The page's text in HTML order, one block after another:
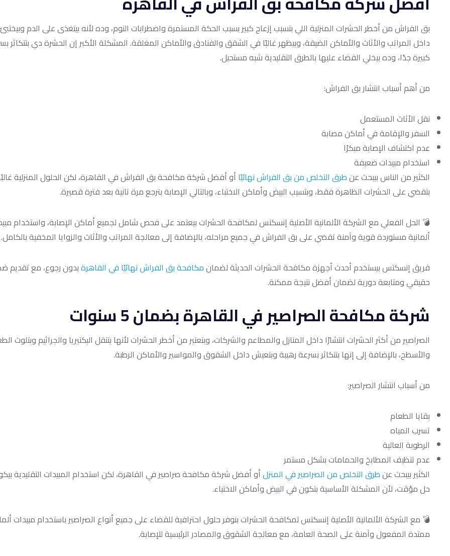
بق الفراش من أخطر الحشرات المنزلية اللي بتسبب إزعاج كبير بسبب الحكة المستمرة واضطرابات النوم، وده لأنه بيتغذى على الدم وبيختبئ
داخل المراتب والأثاث والأماكن الضيقة، وبيظهر غالبًا في الشقق والفنادق والأماكن المغلقة. المشكلة الأكبر إن الحشرة دي بتتكاثر
كبيرة جدًا، وده بيخلي القضاء عليها بالطرق التقليدية شبه مستحيل.
من أهم أسباب انتشار بق الفراش:
نقل الأثاث المستعمل
السفر والإقامة في أماكن مصابة
عدم اكتشاف الإصابة مبكرًا
استخدام مبيدات ضعيفة
الكثير من الناس بيبحث عنطرق التخلص من بق الفراش نهائيًا أو أفضل شركة مكافحة بق الفراش في القاهرة، لكن الحلول المنزلية
بتقضي على الحشرات الظاهرة فقط، وبتسيب البيض وأماكن الاختباء، وبالتالي الإصابة بترجع مرة تانية بعد فترة قصيرة.
💣 الحل الفعلي مع الشركة الألمانية الأصلية إنسكتس لمكافحة الحشرات بيعتمد على فحص شامل لجميع أماكن الإصابة، واستخدام
ألمانية مستوردة قوية وآمنة تقضي على بق الفراش في جميع مراحله، بالإضافة إلى معالجة المراتب والأثاث والزوايا المخفية بالكامل.
فريق إنسكتس بيستخدم أحدث أجهزة مكافحة الحشرات الحديثة لضمانمكافحة بق الفراش نهائيًا في القاهرةبدون رجوع، مع تقديم
حقيقي ومتابعة دورية لضمان أفضل نتيجة ممكنة.
شركة مكافحة الصراصير في القاهرة بضمان 5 سنوات
الصراصير من أكثر الحشرات انتشارًا داخل المنازل والمطاعم والشركات، وبتعتبر من أخطر الحشرات لأنها بتنقل البكتيريا والجراثيم وبتلوث
والأسطح، بالإضافة إلى إنها بتتكاثر بسرعة رهيبة وبتعيش داخل الشقوق والمواسير والأماكن الرطبة.
من أسباب انتشار الصراصير:
بقايا الطعام
تسرب المياه
الرطوبة العالية
عدم تنظيف المطابخ والحمامات بشكل مستمر
الكثير بيبحث عنطرق التخلص من الصراصير في المنزلأو أفضل شركة مكافحة صراصير في القاهرة، لكن استخدام المبيدات التقليدية
حل مؤقت، لأن المشكلة الأساسية بتكون في البيض وأماكن الاختباء.
💣 مع الشركة الألمانية الأصلية إنسكتس لمكافحة الحشرات بنوفر حلول احترافية للقضاء على جميع أنواع الصراصير باستخدام مبيدات
ممتدة المفعول وآمنة على الصحة العامة، مع معالجة الشقوق والمصادر الرئيسية للإصابة.